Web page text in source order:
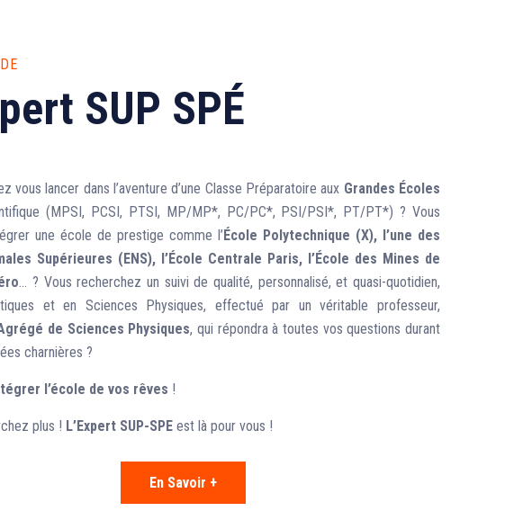
SUP SPÉ
vous lancer dans l’aventure d’une Classe Préparatoire aux Grandes Écoles
(MPSI, PCSI, PTSI, MP/MP*, PC/PC*, PSI/PSI*, PT/PT*) ? Vous
une école de prestige comme l’École Polytechnique (X), l’une des
Supérieures (ENS), l’École Centrale Paris, l’École des Mines de
… ? Vous recherchez un suivi de qualité, personnalisé, et quasi-quotidien,
et en Sciences Physiques, effectué par un véritable professeur,
de Sciences Physiques, qui répondra à toutes vos questions durant
charnières ?
l’école de vos rêves !
plus ! L’Expert SUP-SPEest là pour vous !
En Savoir +